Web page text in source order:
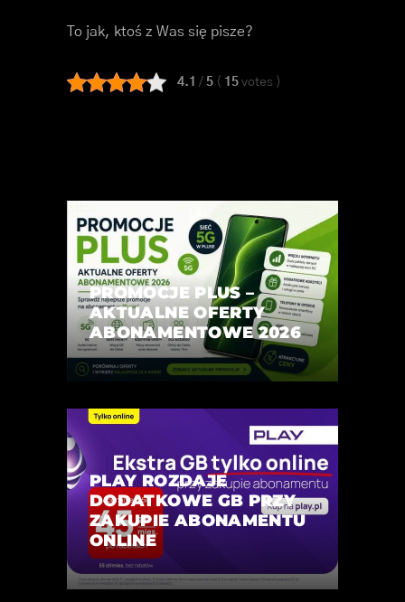
To jak, ktoś z Was się pisze?
4.1 / 5 ( 15 votes )
PROMOCJE PLUS –
AKTUALNE OFERTY
ABONAMENTOWE 2026
PLAY ROZDAJE
DODATKOWE GB PRZY
ZAKUPIE ABONAMENTU
ONLINE